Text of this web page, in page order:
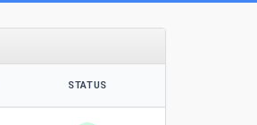
STATUS